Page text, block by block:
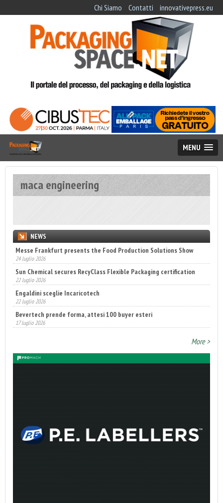
Chi Siamo Contatti innovativepress.eu
MENU
maca engineering
NEWS
Messe Frankfurt presents the Food Production Solutions Show
24 luglio 2026
Sun Chemical secures RecyClass Flexible Packaging certification
22 luglio 2026
Engaldini sceglie Incaricotech
22 luglio 2026
Bevertech prende forma, attesi 100 buyer esteri
17 luglio 2026
More >